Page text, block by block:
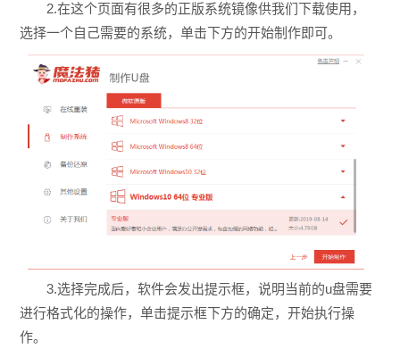
2.在这个页面有很多的正版系统镜像供我们下载使用，
选择一个自己需要的系统，单击下方的开始制作即可。
3.选择完成后，软件会发出提示框，说明当前的u盘需要
进行格式化的操作，单击提示框下方的确定，开始执行操
作。